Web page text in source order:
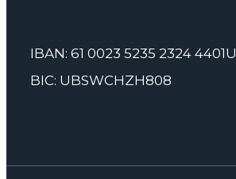
IBAN: 61 0023 5235 2324 4401U
BIC: UBSWCHZH808